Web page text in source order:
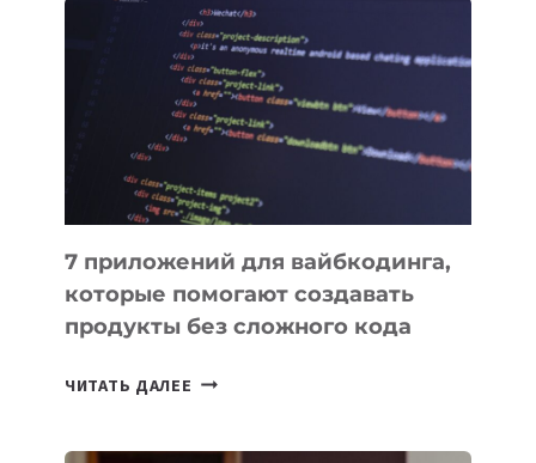
ПОЛЕЗНЫХ
ИНСТРУМЕНТОВ
ДЛЯ
РАБОТЫ
7 приложений для вайбкодинга,
которые помогают создавать
продукты без сложного кода
ЧИТАТЬ ДАЛЕЕ 7